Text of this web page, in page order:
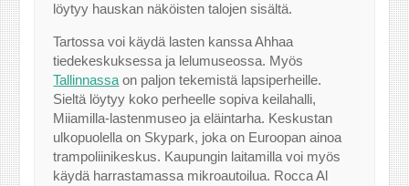
löytyy hauskan näköisten talojen sisältä.
Tartossa voi käydä lasten kanssa Ahhaa
tiedekeskuksessa ja lelumuseossa. Myös
Tallinnassa on paljon tekemistä lapsiperheille.
Sieltä löytyy koko perheelle sopiva keilahalli,
Miiamilla-lastenmuseo ja eläintarha. Keskustan
ulkopuolella on Skypark, joka on Euroopan ainoa
trampoliinikeskus. Kaupungin laitamilla voi myös
käydä harrastamassa mikroautoilua. Rocca Al